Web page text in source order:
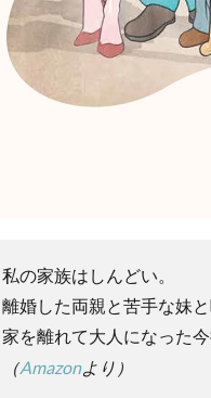
私の家族はしんどい。
離婚した両親と苦手な妹
家を離れて大人になった
（Amazonより）